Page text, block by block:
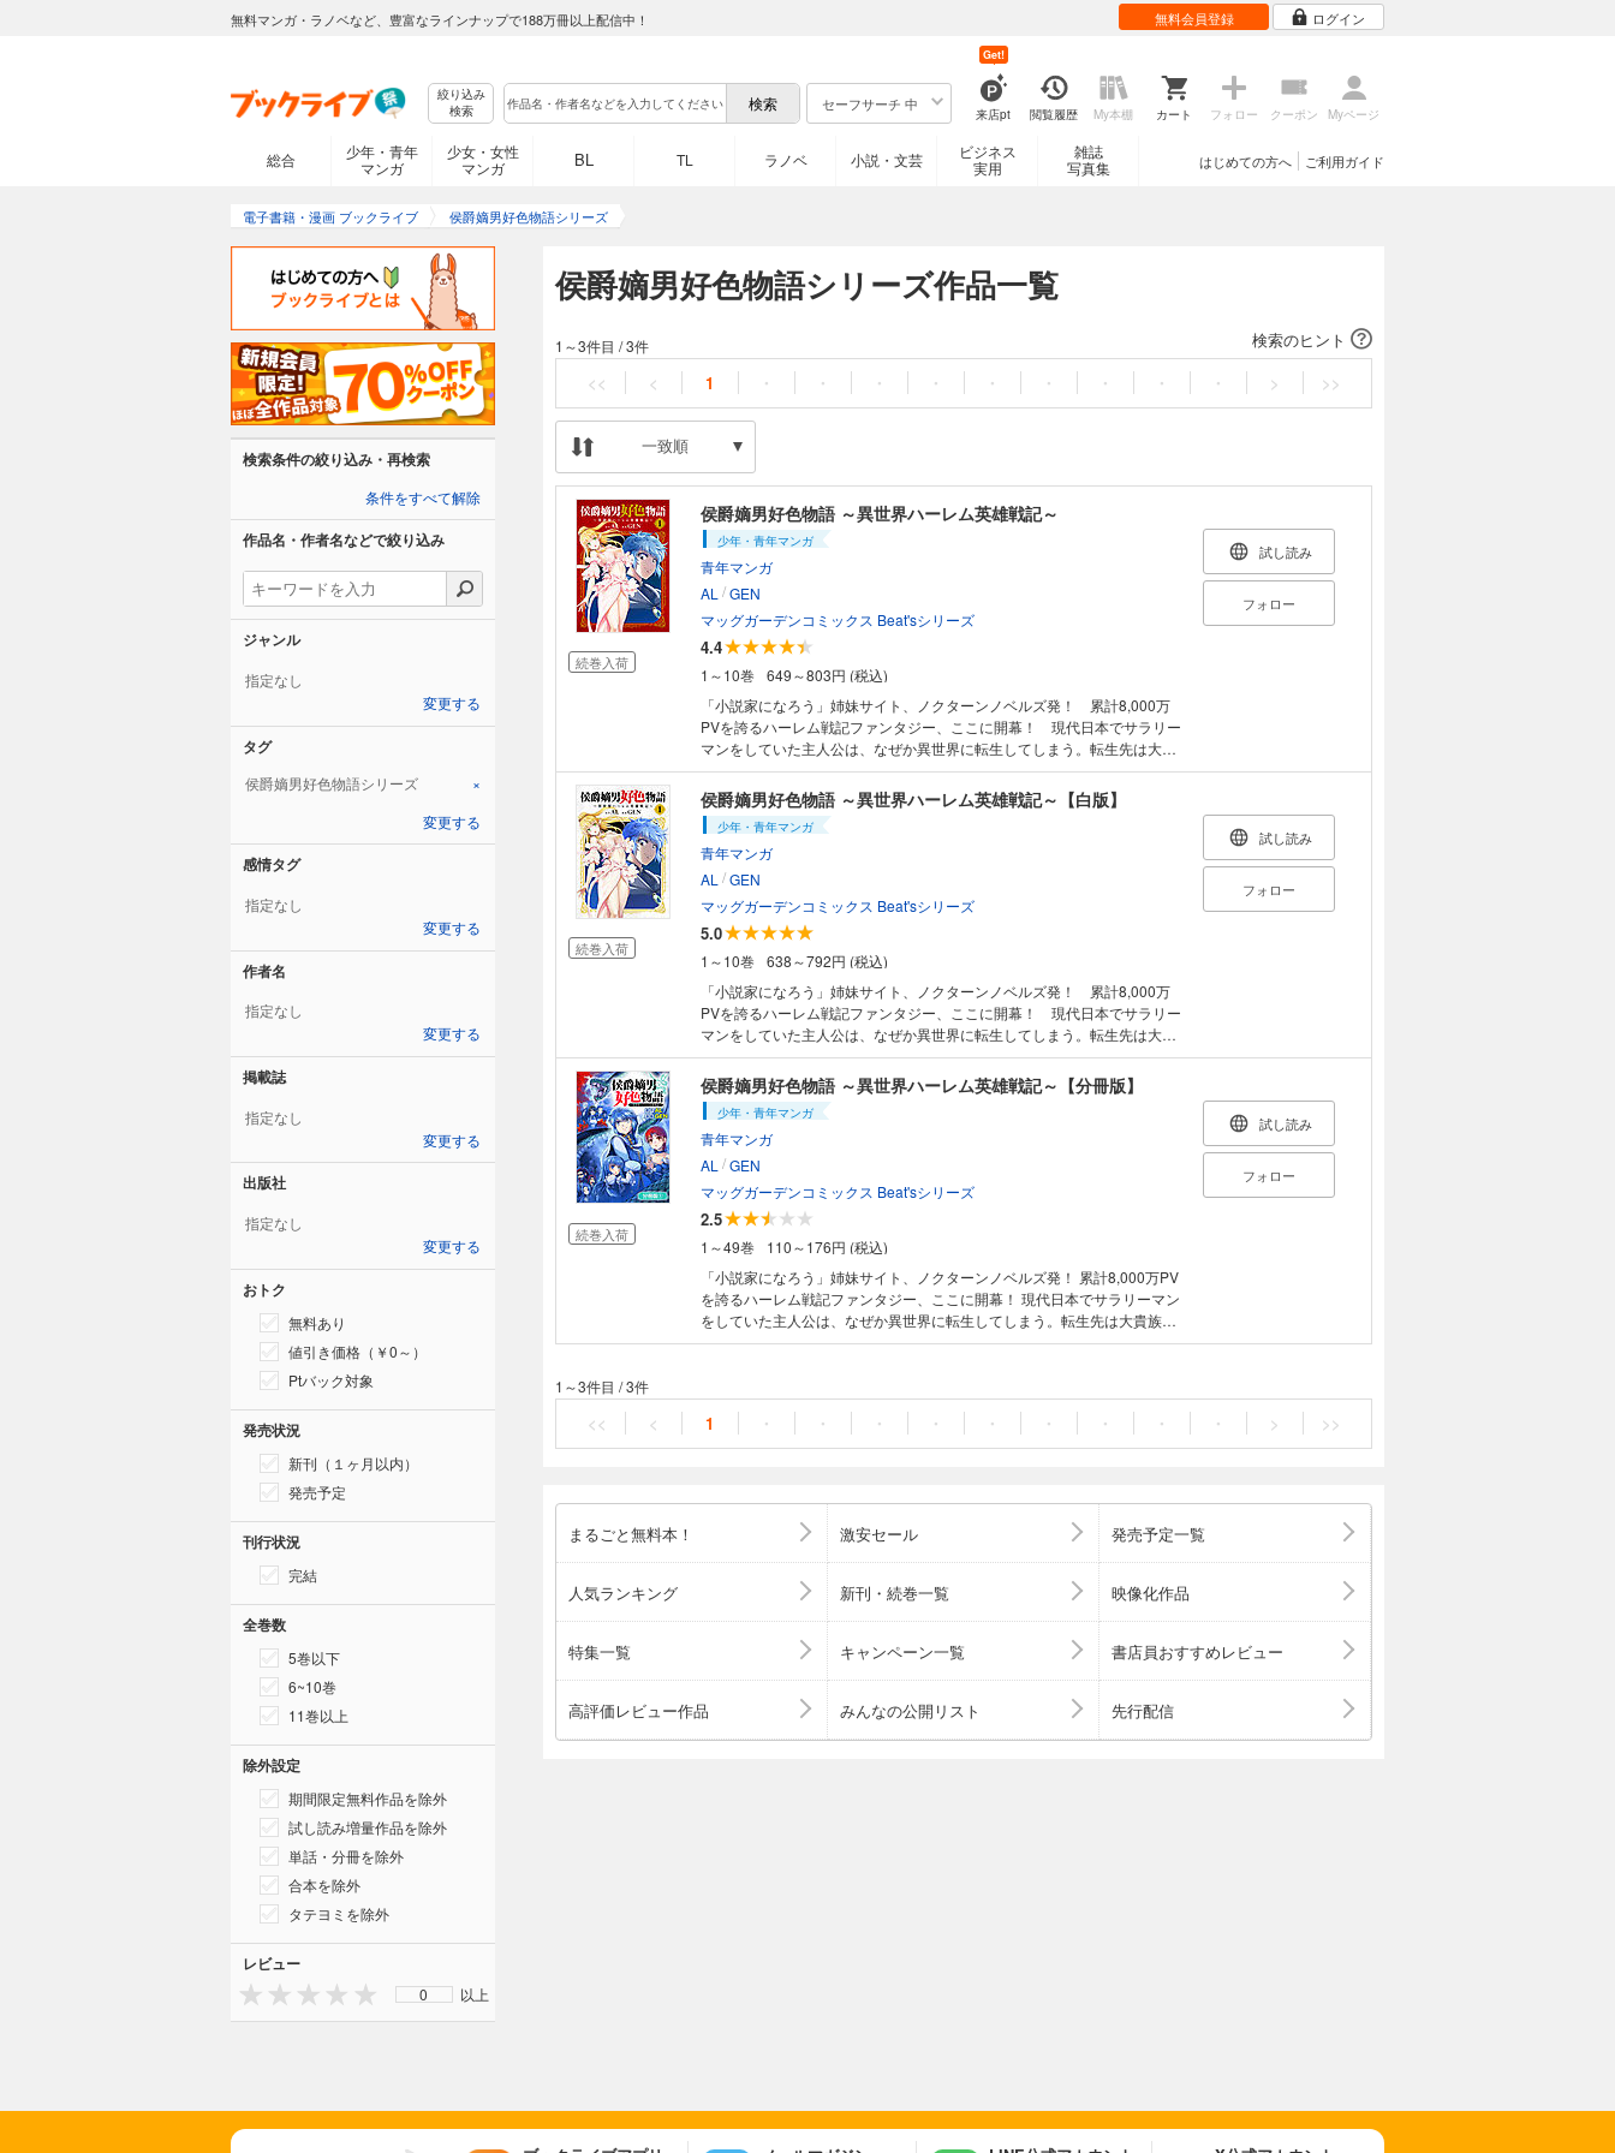
無料マンガ・ラノベなど、豊富なラインナップで188万冊以上配信中！ 無料会員登録 ログイン
絞り込み
検索
セーフサーチ 中
来店pt
Get!
閲覧履歴 My本棚 カート フォロー クーポン Myページ
総合
少年・青年
マンガ
少女・女性
マンガ
BL TL ラノベ 小説・文芸
ビジネス
実用
雑誌
写真集
ご利用ガイド
はじめての方へ
電子書籍・漫画 ブックライブ 侯爵嫡男好色物語シリーズ
侯爵嫡男好色物語シリーズ作品一覧
検索のヒント
1～3件目 /3件
<< < 1 ・ ・ ・ ・ ・ ・ ・ ・ ・ > >>
一致順
続巻入荷
侯爵嫡男好色物語 ～異世界ハーレム英雄戦記～
少年・青年マンガ
青年マンガ
AL /GEN
マッグガーデンコミックス Beat'sシリーズ
4.4
1～10巻
649～803円 (税込)
「小説家になろう」姉妹サイト、ノクターンノベルズ発！ 累計8,000万
PVを誇るハーレム戦記ファンタジー、ここに開幕！ 現代日本でサラリー
マンをしていた主人公は、なぜか異世界に転生してしまう。転生先は大貴
族の侯爵家であり、そのまま何不自由ない生活を送っていたウィルクは、
ある日父親に呼び出され「城下の娘でも我が家のメイドでも構わない。女
を知りなさい」と言われることに。 こうして、貴族の力で女性を好き放
題にできる権限を父から得たウィルクは、生まれもったチート魔力を駆使
し、他国と戦争をしながら下半身の赴くままにハーレムライフを送ろうと
決意する――！！
試し読み
フォロー
続巻入荷
侯爵嫡男好色物語 ～異世界ハーレム英雄戦記～【白版】
少年・青年マンガ
青年マンガ
AL /GEN
マッグガーデンコミックス Beat'sシリーズ
5.0
1～10巻
638～792円 (税込)
「小説家になろう」姉妹サイト、ノクターンノベルズ発！ 累計8,000万
PVを誇るハーレム戦記ファンタジー、ここに開幕！ 現代日本でサラリー
マンをしていた主人公は、なぜか異世界に転生してしまう。転生先は大貴
族の侯爵家であり、そのまま何不自由ない生活を送っていたウィルクは、
ある日父親に呼び出され「城下の娘でも我が家のメイドでも構わない。女
を知りなさい」と言われることに。 こうして、貴族の力で女性を好き放
題にできる権限を父から得たウィルクは、生まれもったチート魔力を駆使
し、他国と戦争をしながら下半身の赴くままにハーレムライフを送ろうと
決意する――！！ 【本作品は『侯爵嫡男好色物語 ～異世界ハーレム英雄
戦記～』MAGCOMI連載時のデータを修正し、再編集したものです。】
試し読み
フォロー
続巻入荷
侯爵嫡男好色物語 ～異世界ハーレム英雄戦記～【分冊版】
少年・青年マンガ
青年マンガ
AL /GEN
マッグガーデンコミックス Beat'sシリーズ
2.5
1～49巻
110～176円 (税込)
「小説家になろう」姉妹サイト、ノクターンノベルズ発！ 累計8,000万PV
を誇るハーレム戦記ファンタジー、ここに開幕！ 現代日本でサラリーマン
をしていた主人公は、なぜか異世界に転生してしまう。転生先は大貴族の
侯爵家であり、そのまま何不自由ない生活を送っていたウィルクは、ある
きる権限を父から得たウィルクは、生まれもったチート魔力を駆使し、他
国と戦争をしながら下半身の赴くままにハーレムライフを送ろうと決意す
る――！！【第1話前編収録】
試し読み
フォロー
1～3件目 /3件
<< < 1 ・ ・ ・ ・ ・ ・ ・ ・ ・ > >>
まるごと無料本！ 激安セール 発売予定一覧
人気ランキング 新刊・続巻一覧 映像化作品
特集一覧 キャンペーン一覧 書店員おすすめレビュー
高評価レビュー作品 みんなの公開リスト 先行配信
検索条件の絞り込み・再検索
条件をすべて解除
作品名・作者名などで絞り込み
ジャンル
指定なし
変更する
タグ
侯爵嫡男好色物語シリーズ ×
変更する
感情タグ
指定なし
変更する
作者名
指定なし
変更する
掲載誌
指定なし
変更する
出版社
指定なし
変更する
おトク
無料あり
値引き価格（￥0～）
Ptバック対象
発売状況
新刊（１ヶ月以内）
発売予定
刊行状況
完結
全巻数
5巻以下
6~10巻
11巻以上
除外設定
期間限定無料作品を除外
試し読み増量作品を除外
単話・分冊を除外
合本を除外
タテヨミを除外
レビュー
0 以上